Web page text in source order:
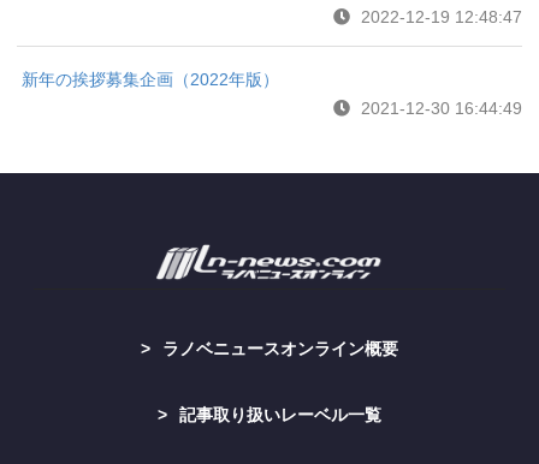
2022-12-19 12:48:47
新年の挨拶募集企画（2022年版）
2021-12-30 16:44:49
ラノベニュースオンライン概要
記事取り扱いレーベル一覧